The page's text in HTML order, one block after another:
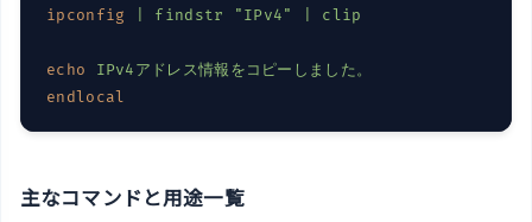
ipconfig
| findstr "IPv4" | clip
echo
IPv4アドレス情報をコピーしました。
endlocal
主なコマンドと用途一覧